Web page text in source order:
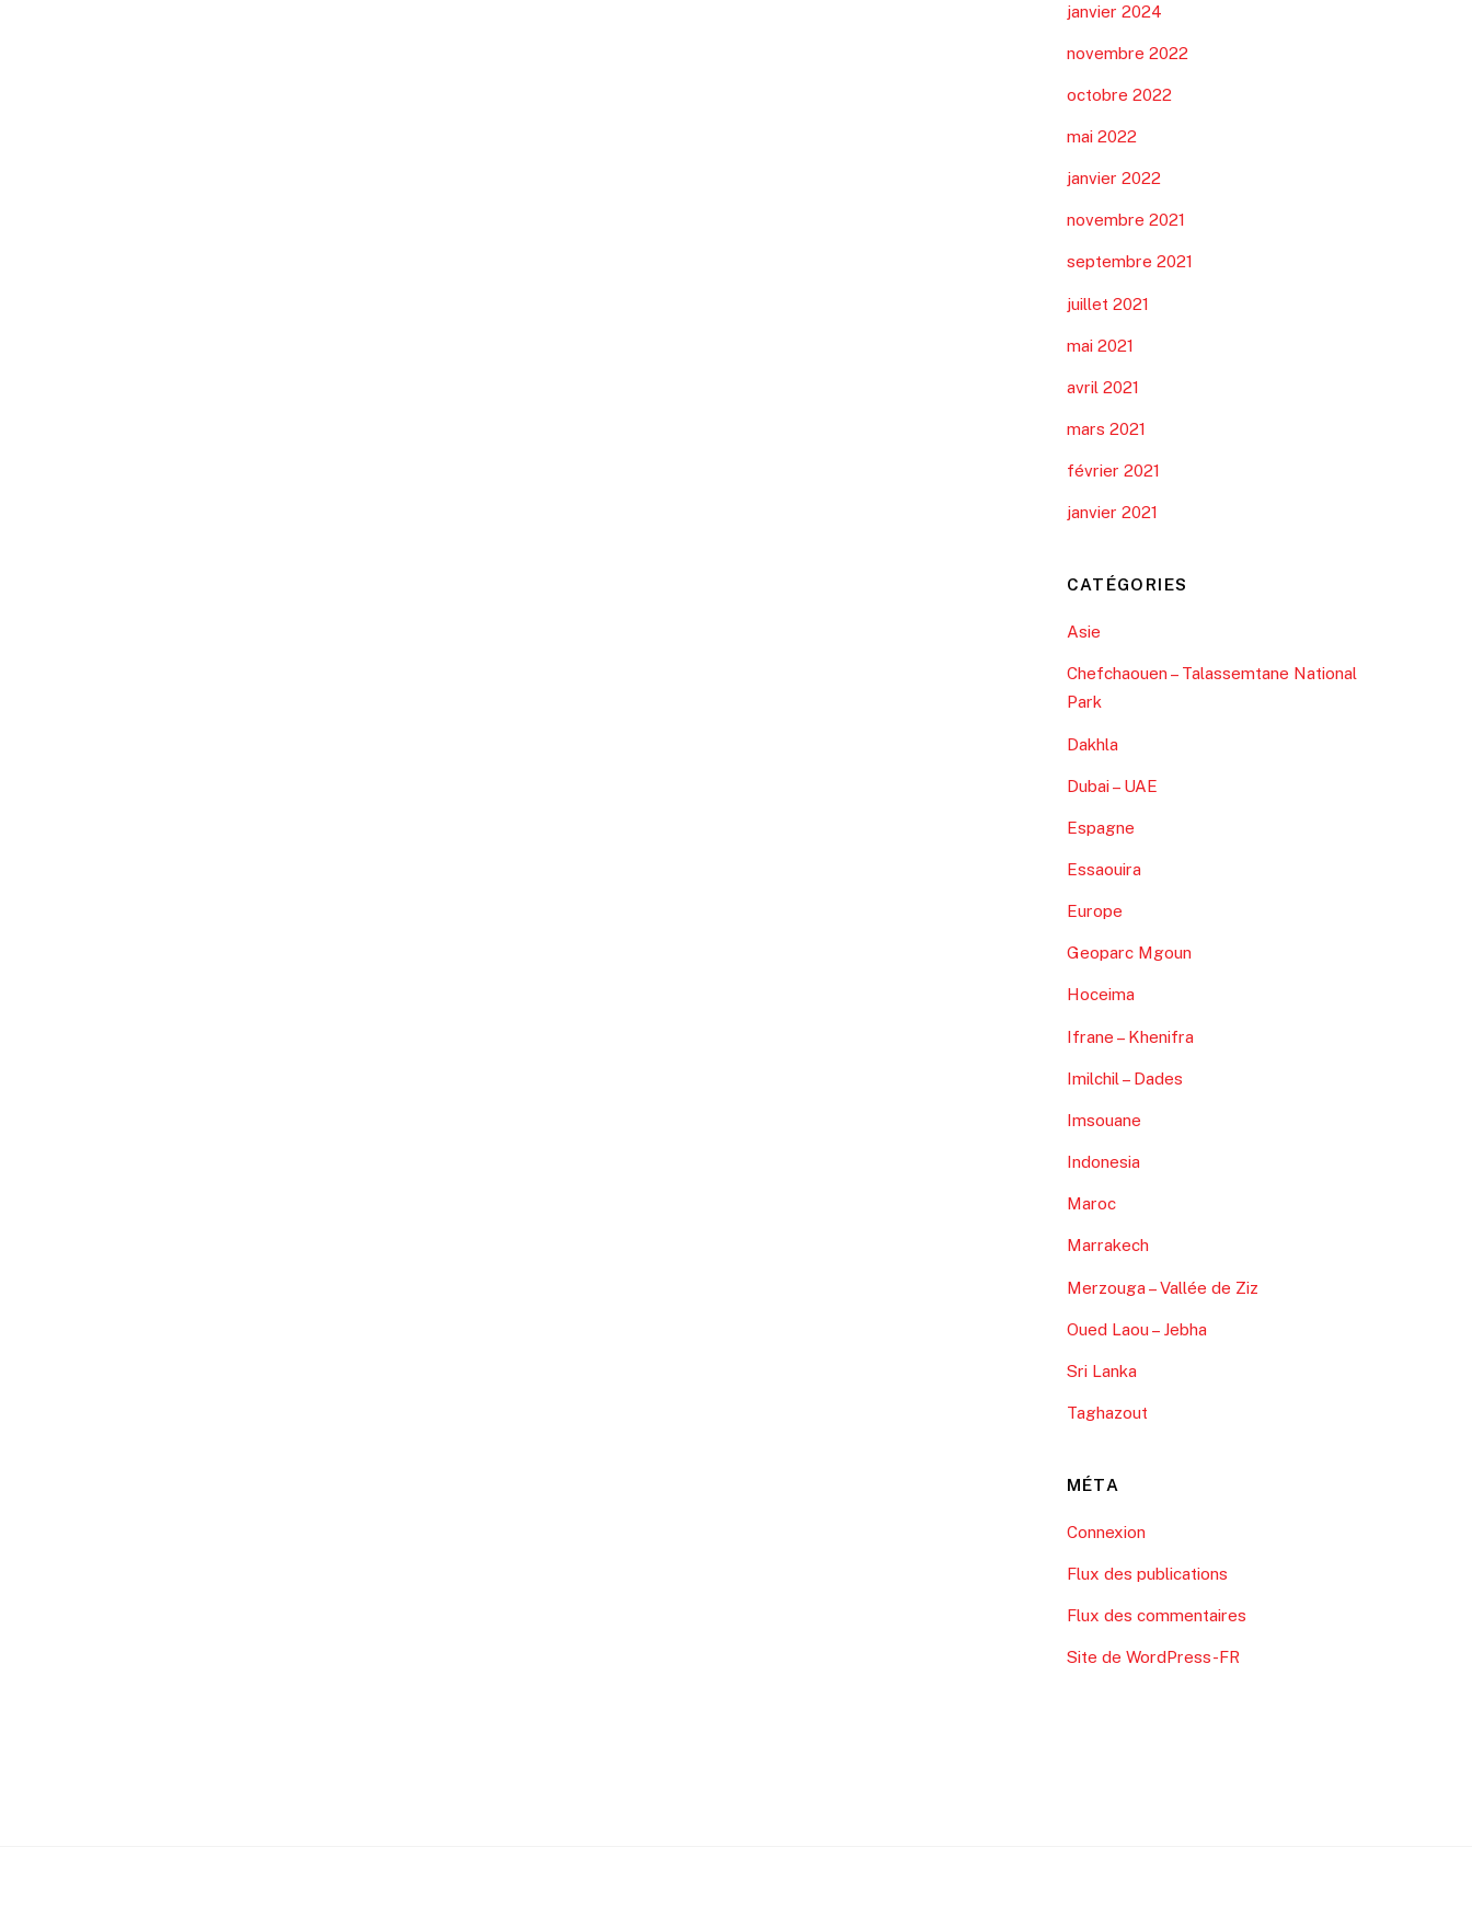
janvier 2024
novembre 2022
octobre 2022
mai 2022
janvier 2022
novembre 2021
septembre 2021
juillet 2021
mai 2021
avril 2021
mars 2021
février 2021
janvier 2021
CATÉGORIES
Asie
Chefchaouen – Talassemtane National
Park
Dakhla
Dubai – UAE
Espagne
Essaouira
Europe
Geoparc Mgoun
Hoceima
Ifrane – Khenifra
Imilchil – Dades
Imsouane
Indonesia
Maroc
Marrakech
Merzouga – Vallée de Ziz
Oued Laou – Jebha
Sri Lanka
Taghazout
MÉTA
Connexion
Flux des publications
Flux des commentaires
Site de WordPress-FR